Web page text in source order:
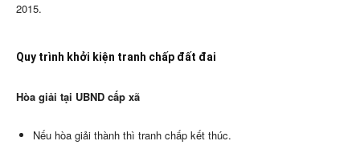
2015.
Quy trình khởi kiện tranh chấp đất đai
Hòa giải tại UBND cấp xã
Nếu hòa giải thành thì tranh chấp kết thúc.